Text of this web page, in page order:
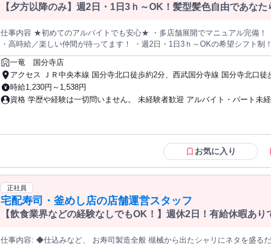
～OK！シフト柔軟！ ＼ライフスタイルに合わせて働ける／ ◯週1日～、1日
イベントなど 1ヶ月のお休みもOK！ ◯自分にあった働き方が可能！ ◯平日のみ、土日のみOK！ ◯扶養内勤務OK ◯W
ワーク、副業OK ー ＜月曜・水曜の場合＞ ◆月・水／14：00～18：00 ★バイトの後はまかないをいただきます♪ ー ス
キマ時間にお小遣い稼ぎしてます♪ 幅広い年代の方が自分スタイルで活躍中！ ＜自分らしい働き方を実現中！＞ ■平日
は短時間、休日はフルで！ ■家事の合間に扶養内で働いています♪ 急な休みに
の実現に向けて 自分の都合でシフトを調整できることです！
【夕方以降のみ】週2日・1日3ｈ～OK！髪型髪色自由であなた
仕事内容 ★初めてのアルバイトでも安心★ ・多店舗展開でマニュアル完備！
・高時給／楽しい仲間が待ってます！ ・週2日・1日3ｈ～OKの希望シフト制
・人気のまかないあり！ ・積極採用中なので気になったらまずはご応募下さい！ ～仕事内容～ まずは食材を切
る・洗うという簡単な調理補助の お仕事を覚えるところからスタート。 社
理もお任せしていきます！ 基本から教えるので未経験でもご安心ください！ 【夕方以降のみOK】 週2日～＆1日3時間
～プチバイトOK 2週間の自己申告制シフトなので、 予定も立てやすいですよ★ ＊サークルがあるので平日1日＋土
＊授業が終わってからしっかり稼ぎたい ＊Ｗワーカーなので、夕方から など
い」 「サークルの合宿や部活の試合があるのでシフトを減らしたい」 など
躍中です！ 気さくで愉快なstaffが沢山いますので、 新人さんもスグに馴染んで楽しく
屋・レストラン・ファストフードなどで 飲食業界職の経験がある方や 接客販売
ニュアルをしっかり用意しています。 シフト自由なので履修登録後のシフト
けますよ★ 未経験からスタートした大学生スタッフが 多数活躍中のため新入生や大学1年生の 初バイトにもぴったり
です！ ＞＞社員も同時募集中！＜＜ 詳しくは下記URLをご覧ください◎
一竜 国分寺店
アクセス ＪＲ中央本線 国分寺北口徒歩約2分、西武国分寺線 国分寺北口徒
西武多摩湖線 国分寺北口徒歩約2分
時給1,230円～1,538円
資格 学歴や経験は一切問いません。 未経験者歓迎 アルバイト・パート未
トデビュー応援！／ 【活かせる経験】 ☆居酒屋 アルバイト ☆カフェ アルバイト ☆
喫茶店・カフェスタッフ ☆飲食店の調理補助 ☆ラーメン店 ホールスタッ
レストランなどのホール・キッチンスタッフ …etc.
お気に入り
正社員
宅配寿司・釜めし店の店舗運営スタッフ
【飲食業界などの経験なしでもOK！】週休2日！有給休暇あ
仕事内容: ◆仕込みなど、 お寿司製造全般 槻械から出たシャリにネタを盛るだけの簡単作業！ 苦段料理をしない方で